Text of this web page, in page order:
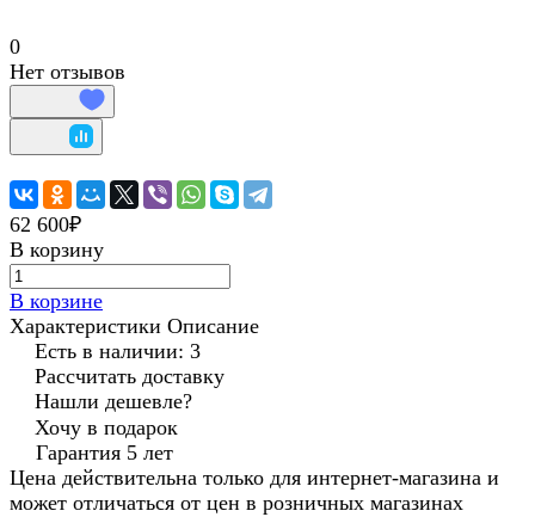
0
Нет отзывов
62 600₽
В корзину
В корзине
Характеристики Описание
Есть в наличии: 3
Рассчитать доставку
Нашли дешевле?
Хочу в подарок
Гарантия 5 лет
Цена действительна только для интернет-магазина и
может отличаться от цен в розничных магазинах